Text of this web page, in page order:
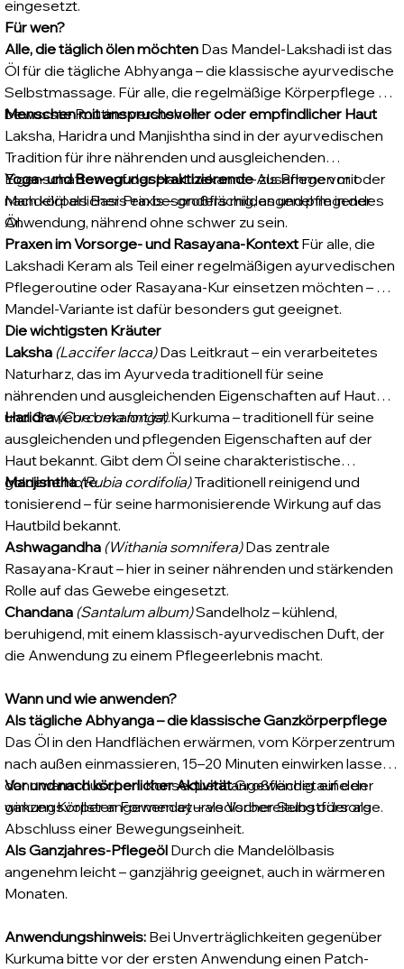
eingesetzt.
Für wen?
Alle, die täglich ölen möchten Das Mandel-Lakshadi ist das
Öl für die tägliche Abhyanga – die klassische ayurvedische
Selbstmassage. Für alle, die regelmäßige Körperpflege als
bewusste Routine verstehen.
Menschen mit anspruchsvoller oder empfindlicher Haut
Laksha, Haridra und Manjishtha sind in der ayurvedischen
Tradition für ihre nährenden und ausgleichenden
Eigenschaften auf der Haut bekannt – zusammen mit
Mandelöl als Basis ein besonders mildes und pflegendes
Öl.
Yoga- und BewegungspraktizierendeAls Pflege vor oder
nach körperlicher Praxis – großflächig, angenehm in der
Anwendung, nährend ohne schwer zu sein.
Praxen im Vorsorge- und Rasayana-Kontext Für alle, die
Lakshadi Keram als Teil einer regelmäßigen ayurvedischen
Pflegeroutine oder Rasayana-Kur einsetzen möchten – die
Mandel-Variante ist dafür besonders gut geeignet.
Die wichtigsten Kräuter
Laksha (Laccifer lacca)Das Leitkraut – ein verarbeitetes
Naturharz, das im Ayurveda traditionell für seine
nährenden und ausgleichenden Eigenschaften auf Haut
und Gewebe bekannt ist.
Haridra(Curcuma longa)Kurkuma – traditionell für seine
ausgleichenden und pflegenden Eigenschaften auf der
Haut bekannt. Gibt dem Öl seine charakteristische
goldene Note.
Manjishtha(Rubia cordifolia)Traditionell reinigend und
tonisierend – für seine harmonisierende Wirkung auf das
Hautbild bekannt.
Ashwagandha (Withania somnifera)Das zentrale
Rasayana-Kraut – hier in seiner nährenden und stärkenden
Rolle auf das Gewebe eingesetzt.
Chandana (Santalum album)Sandelholz – kühlend,
beruhigend, mit einem klassisch-ayurvedischen Duft, der
die Anwendung zu einem Pflegeerlebnis macht.
Wann und wie anwenden?
Als tägliche Abhyanga – die klassische Ganzkörperpflege
Das Öl in den Handflächen erwärmen, vom Körperzentrum
nach außen einmassieren, 15–20 Minuten einwirken lassen,
dann warm duschen. Konsequent angewendet eine der
wirkungsvollsten Formen ayurvedischer Selbstfürsorge.
Vor und nach körperlicher AktivitätGroßflächig auf den
ganzen Körper angewendet – als Vorbereitung oder als
Abschluss einer Bewegungseinheit.
Als Ganzjahres-Pflegeöl Durch die Mandelölbasis
angenehm leicht – ganzjährig geeignet, auch in wärmeren
Monaten.
Anwendungshinweis: Bei Unverträglichkeiten gegenüber
Kurkuma bitte vor der ersten Anwendung einen Patch-